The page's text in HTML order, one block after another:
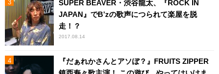
SUPER BEAVER・渋谷龍太、『ROCK IN
JAPAN』でB’zの歌声につられて楽屋を脱
走！？
2017.08.14
『だぁれかさんとアソぼ？』FRUITS ZIPPER